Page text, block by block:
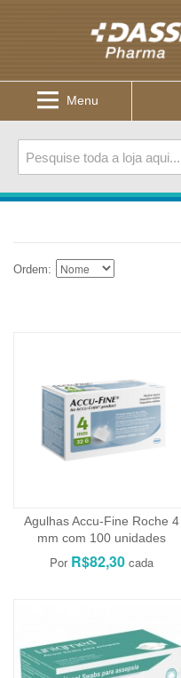
Menu
Ordem
Agulhas Accu-Fine Roche 4
mm com 100 unidades
R$82,30